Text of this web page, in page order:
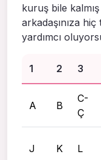
kuruş bile
arkadaşınıza
yardımcı
1 2 3
A B
C-
Ç
J K L